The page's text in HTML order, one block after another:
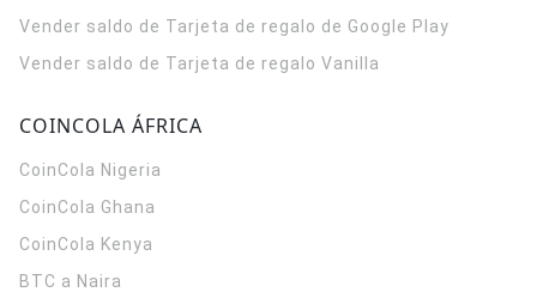
Vender saldo de Tarjeta de regalo de Google Play
Vender saldo de Tarjeta de regalo Vanilla
COINCOLA ÁFRICA
CoinCola Nigeria
CoinCola Ghana
CoinCola Kenya
BTC a Naira